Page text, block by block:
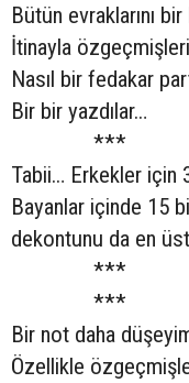
Bütün evraklarını
İtinayla
Nasıl bir fedakar
Bir bir yazdılar…
***
Tabii… Erkekler için
Bayanlar içinde 15
dekontunu da en
***
***
Bir not daha
Özellikle